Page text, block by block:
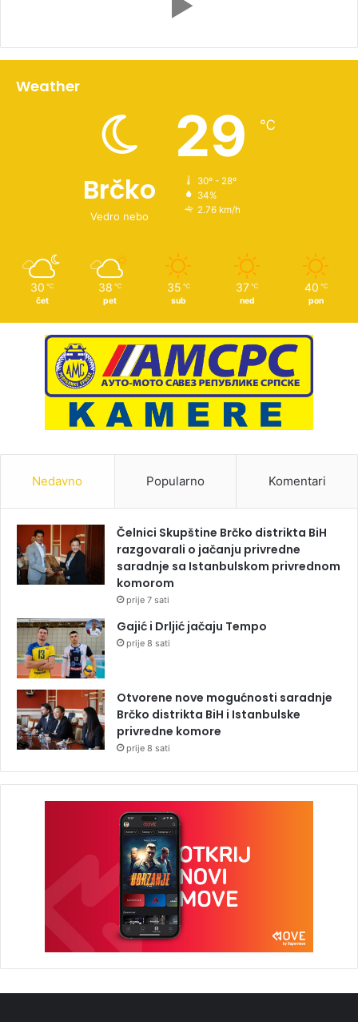
Weather
Brčko
Vedro nebo
29 ℃
30º - 28º
34%
2.76 km/h
30 ℃
čet
38 ℃
pet
35 ℃
sub
37 ℃
ned
40 ℃
pon
Nedavno Popularno Komentari
Čelnici Skupštine Brčko distrikta BiH
razgovarali o jačanju privredne
saradnje sa Istanbulskom privrednom
komorom
prije 7 sati
Gajić i Drljić jačaju Tempo
prije 8 sati
Otvorene nove mogućnosti saradnje
Brčko distrikta BiH i Istanbulske
privredne komore
prije 8 sati